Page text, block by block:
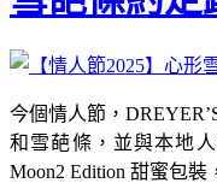
今個情人節，
和雪葩條，並與本地
Moon2 Edition 甜蜜包裝